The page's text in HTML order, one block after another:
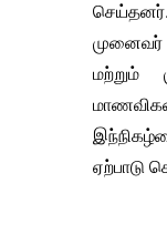
செய்தனர்.
முனைவர்
மற்றும்
ஏற்பாடு